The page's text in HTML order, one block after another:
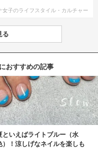
女子のライフスタイル・カルチャー
る
おすすめの記事
といえばライトブルー（水
）！涼しげなネイルを楽しも